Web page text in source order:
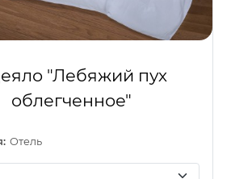
"Лебяжий пух
облегченное"
Отель